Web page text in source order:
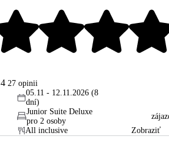
27 opinii
05.11 - 12.11.2026 (8
dní)
Junior Suite Deluxe
pro 2 osoby
All inclusive
Zobraziť